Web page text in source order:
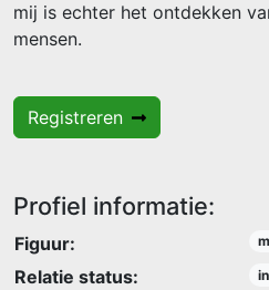
mij is echter het ontdekken
mensen.
Registreren
Profiel informatie:
Figuur:
Relatie status: